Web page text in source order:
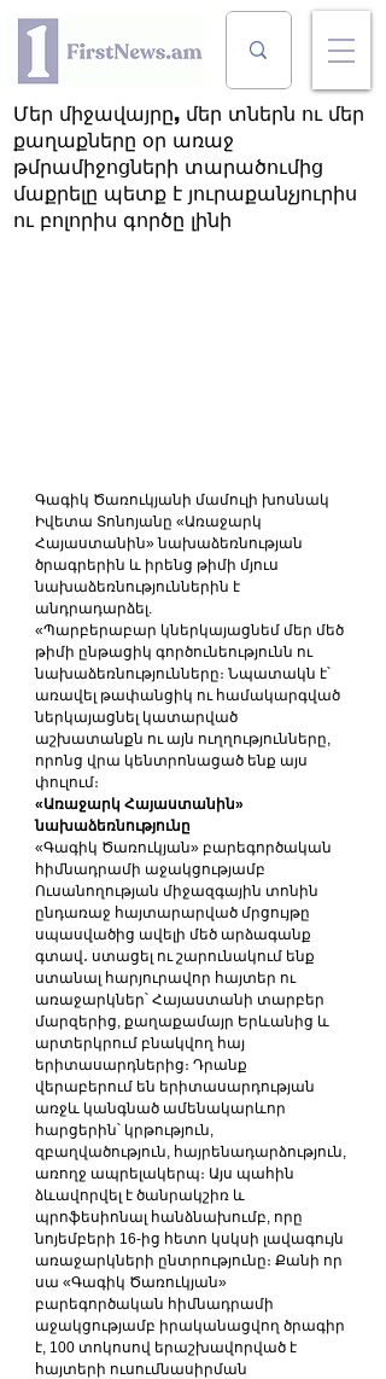
Մեր միջավայրը, մեր տներն ու մեր
քաղաքները օր առաջ
թմրամիջոցների տարածումից
մաքրելը պետք է յուրաքանչյուրիս
ու բոլորիս գործը լինի
Գագիկ Ծառուկյանի մամուլի խոսնակ
Իվետա Տոնոյանը «Առաջարկ
Հայաստանին» նախաձեռնության
ծրագրերին և իրենց թիմի մյուս
նախաձեռնություններին է
անդրադարձել.
«Պարբերաբար կներկայացնեմ մեր մեծ
թիմի ընթացիկ գործունեությունն ու
նախաձեռնությունները։ Նպատակն է՝
առավել թափանցիկ ու համակարգված
ներկայացնել կատարված
աշխատանքն ու այն ուղղությունները,
որոնց վրա կենտրոնացած ենք այս
փուլում։
«Առաջարկ Հայաստանին»
նախաձեռնությունը
«Գագիկ Ծառուկյան» բարեգործական
հիմնադրամի աջակցությամբ
Ուսանողության միջազգային տոնին
ընդառաջ հայտարարված մրցույթը
սպասվածից ավելի մեծ արձագանք
գտավ․ ստացել ու շարունակում ենք
ստանալ հարյուրավոր հայտեր ու
առաջարկներ՝ Հայաստանի տարբեր
մարզերից, քաղաքամայր Երևանից և
արտերկրում բնակվող հայ
երիտասարդներից։ Դրանք
վերաբերում են երիտասարդության
առջև կանգնած ամենակարևոր
հարցերին՝ կրթություն,
զբաղվածություն, հայրենադարձություն,
առողջ ապրելակերպ։ Այս պահին
ձևավորվել է ծանրակշիռ և
պրոֆեսիոնալ հանձնախումբ, որը
նոյեմբերի 16-ից հետո կսկսի լավագույն
առաջարկների ընտրությունը։ Քանի որ
սա «Գագիկ Ծառուկյան»
բարեգործական հիմնադրամի
աջակցությամբ իրականացվող ծրագիր
է, 100 տոկոսով երաշխավորված է
հայտերի ուսումնասիրման